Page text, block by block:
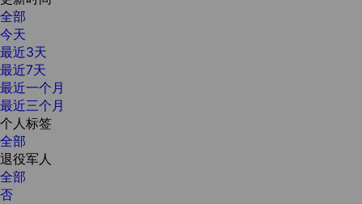
全部
今天
最近3天
最近7天
最近一个月
最近三个月
个人标签
全部
退役军人
全部
否